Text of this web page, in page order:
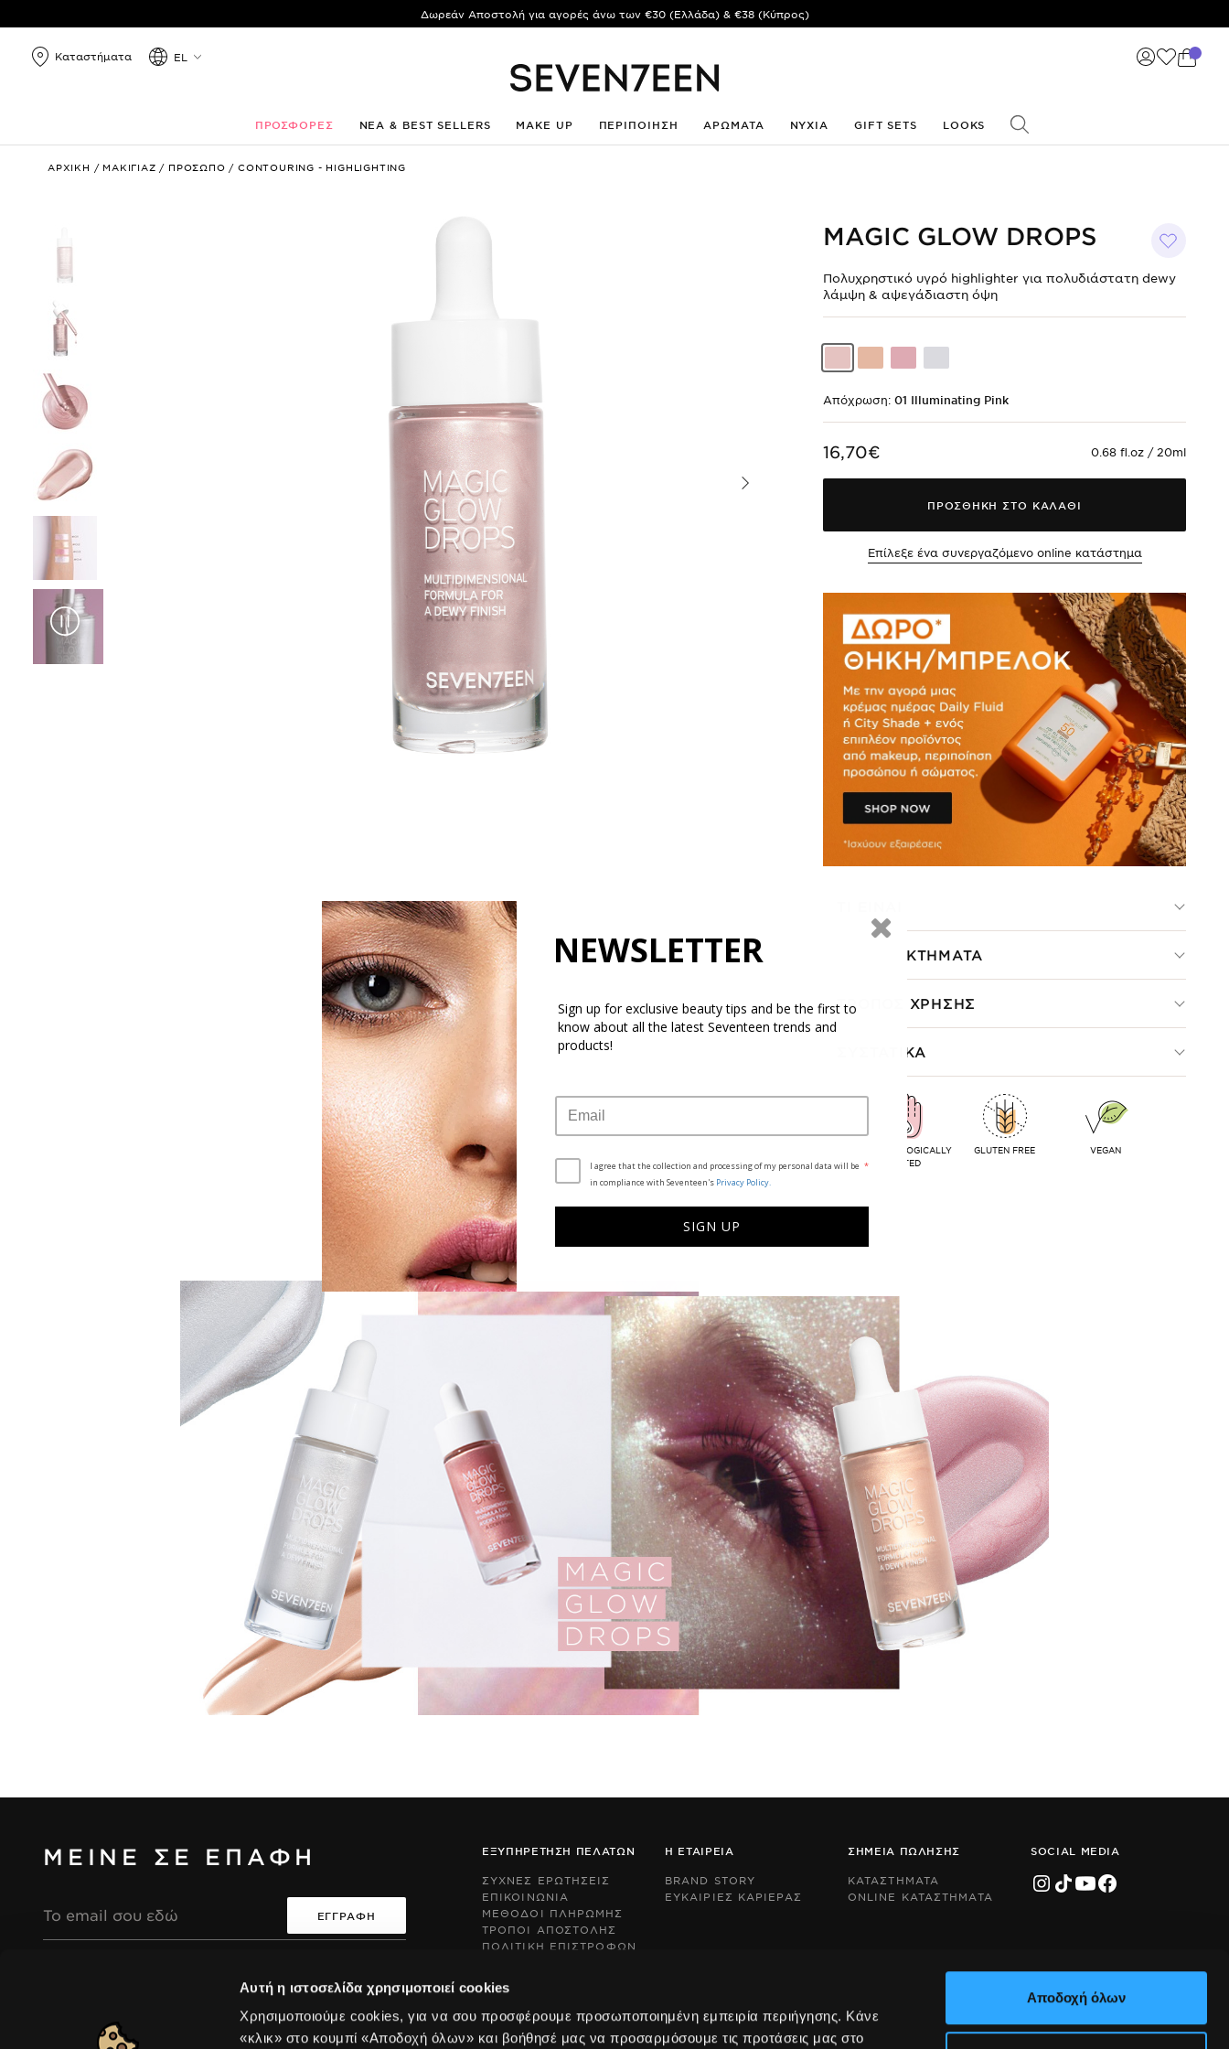
Αυτή η ιστοσελίδα χρησιμοποιεί cookies
Χρησιμοποιούμε cookies, για να σου προσφέρουμε προσωποποιημένη εμπειρία περιήγησης. Κάνε
«κλικ» στο κουμπί «Αποδοχή όλων» και βοήθησέ μας να προσαρμόσουμε τις προτάσεις μας στο
Αποδοχή όλων
Δωρεάν Αποστολή για αγορές άνω των €30 (Ελλάδα) & €38 (Κύπρος)
Καταστήματα EL
ΠΡΟΣΦΟΡΕΣ ΝΕΑ & BEST SELLERS MAKE UP ΠΕΡΙΠΟΙΗΣΗ ΑΡΩΜΑΤΑ ΝΥΧΙΑ GIFT SETS LOOKS
ΑΡΧΙΚΗ / ΜΑΚΙΓΙΑΖ / ΠΡΟΣΩΠΟ /CONTOURING - HIGHLIGHTING
GLOW
MAGIC GLOW DROPS
Πολυχρηστικό υγρό highlighter για πολυδιάστατη dewy
λάμψη & αψεγάδιαστη όψη
Shade
01
Shade
02
Sand
Shade
03
Shade
04
Απόχρωση:01 Illuminating Pink
16,70€ 0.68 fl.oz / 20ml
ΠΡΟΣΘΗΚΗ ΣΤΟ ΚΑΛΑΘΙ
Επίλεξε ένα συνεργαζόμενο online κατάστημα
ΠΛΕΟΝΕΚΤΗΜΑΤΑ
ΤΡΟΠΟΣ ΧΡΗΣΗΣ
ΣΥΣΤΑΤΙΚΑ
DERMATOLOGICALLY
TESTED
GLUTEN FREE VEGAN
ΜΕΙΝΕ ΣΕ ΕΠΑΦΗ
Email
προσωπικών μου δεδομένων θα είναι σύμφωνη με
is
protected
by
reCAPTCHA
and
is
protected
by
reCAPTCHA
and
ΕΞΥΠΗΡΕΤΗΣΗ ΠΕΛΑΤΩΝ
ΣΥΧΝΕΣ ΕΡΩΤΗΣΕΙΣ
ΕΠΙΚΟΙΝΩΝΙΑ
ΜΕΘΟΔΟΙ ΠΛΗΡΩΜΗΣ
ΤΡΟΠΟΙ ΑΠΟΣΤΟΛΗΣ
ΠΟΛΙΤΙΚΗ ΕΠΙΣΤΡΟΦΩΝ
Η ΕΤΑΙΡΕΙΑ
BRAND STORY
ΕΥΚΑΙΡΙΕΣ ΚΑΡΙΕΡΑΣ
ΣΗΜΕΙΑ ΠΩΛΗΣΗΣ
ΚΑΤΑΣΤΗΜΑΤΑ
ONLINE ΚΑΤΑΣΤΗΜΑΤΑ
SOCIAL MEDIA
NEWSLETTER
Sign up for exclusive beauty tips and be the first to
know about all the latest Seventeen trends and
products!
I agree that the collection and processing of my personal data will be
in compliance with Seventeen's Privacy Policy.
*
SIGN UP